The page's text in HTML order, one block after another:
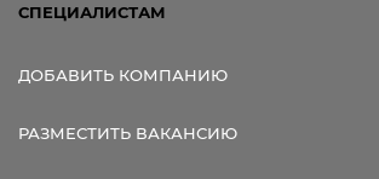
СПЕЦИАЛИСТАМ
ДОБАВИТЬ КОМПАНИЮ
РАЗМЕСТИТЬ ВАКАНСИЮ